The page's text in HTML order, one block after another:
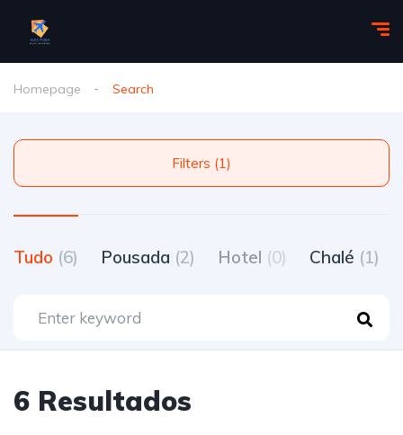
Homepage Search
Filters (1)
Tudo (6) Pousada (2) Hotel (0) Chalé (1)
6 Resultados